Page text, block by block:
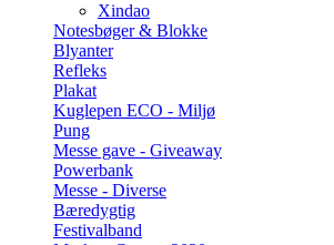
Xindao
Notesbøger & Blokke
Blyanter
Refleks
Plakat
Kuglepen ECO - Miljø
Pung
Messe gave - Giveaway
Powerbank
Messe - Diverse
Bæredygtig
Festivalband